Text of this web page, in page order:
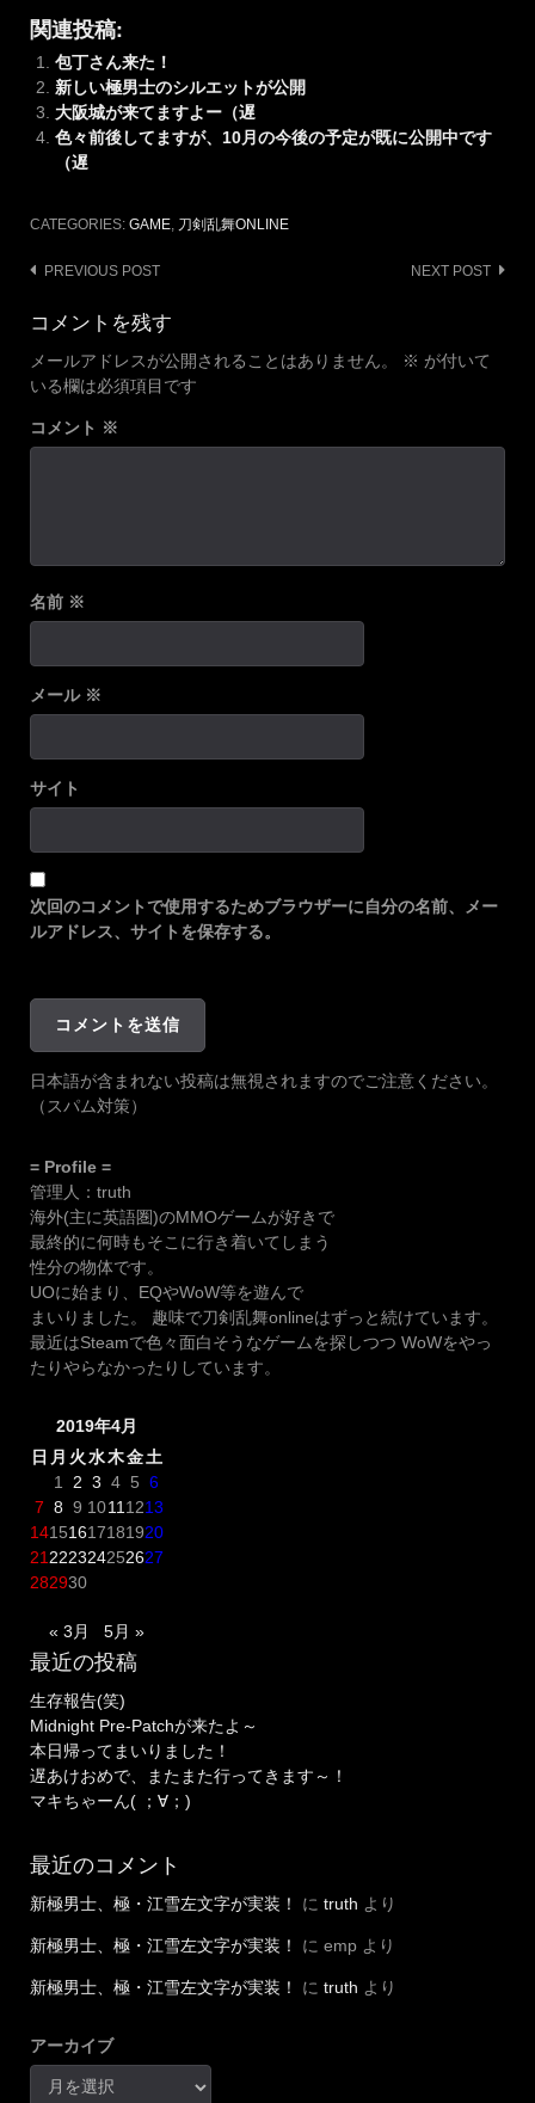
関連投稿:
包丁さん来た！
新しい極男士のシルエットが公開
大阪城が来てますよー（遅
色々前後してますが、10月の今後の予定が既に公開中です
（遅
CATEGORIES: GAME, 刀剣乱舞ONLINE
Post
navigation
PREVIOUS POST NEXT POST
コメントを残す
メールアドレスが公開されることはありません。 ※ が付いて
いる欄は必須項目です
コメント ※
名前 ※
メール ※
サイト
次回のコメントで使用するためブラウザーに自分の名前、メー
ルアドレス、サイトを保存する。
日本語が含まれない投稿は無視されますのでご注意ください。
（スパム対策）
= Profile =
管理人：truth
海外(主に英語圏)のMMOゲームが好きで
最終的に何時もそこに行き着いてしまう
性分の物体です。
UOに始まり、EQやWoW等を遊んで
まいりました。 趣味で刀剣乱舞onlineはずっと続けています。
最近はSteamで色々面白そうなゲームを探しつつ WoWをやっ
たりやらなかったりしています。
2019年4月
日 月 火水木金土
1 2 3 4 5 6
7 8 9 10111213
14151617181920
21222324252627
282930
« 3月 5月 »
最近の投稿
生存報告(笑)
Midnight Pre-Patchが来たよ～
本日帰ってまいりました！
遅あけおめで、またまた行ってきます～！
マキちゃーん( ；∀；)
最近のコメント
新極男士、極・江雪左文字が実装！ に truth より
新極男士、極・江雪左文字が実装！ に emp より
新極男士、極・江雪左文字が実装！ に truth より
アーカイブ